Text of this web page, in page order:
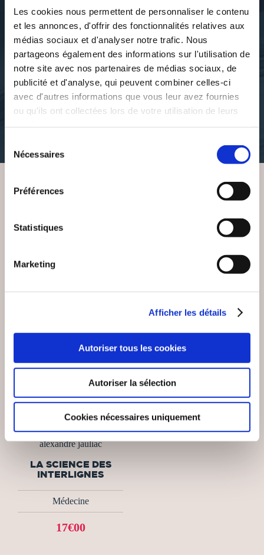
Les cookies nous permettent de personnaliser le contenu
et les annonces, d'offrir des fonctionnalités relatives aux
médias sociaux et d'analyser notre trafic. Nous
partageons également des informations sur l'utilisation de
notre site avec nos partenaires de médias sociaux, de
publicité et d'analyse, qui peuvent combiner celles-ci
avec d'autres informations que vous leur avez fournies
ou qu'ils ont collectées lors de votre utilisation de leurs
Nécessaires
Préférences
Statistiques
Marketing
Afficher les détails
Autoriser tous les cookies
Autoriser la sélection
Cookies nécessaires uniquement
Eric Di Donfrancesco
LA MACHINE À CAFÉ
EST PAYANTE
theatre
Eric Di Donfrancesco
TOUT ET N'IMPORTE
QUOI
theatre
(0 avis)
alexandre jauliac
LA SCIENCE DES
INTERLIGNES
Médecine
17€00